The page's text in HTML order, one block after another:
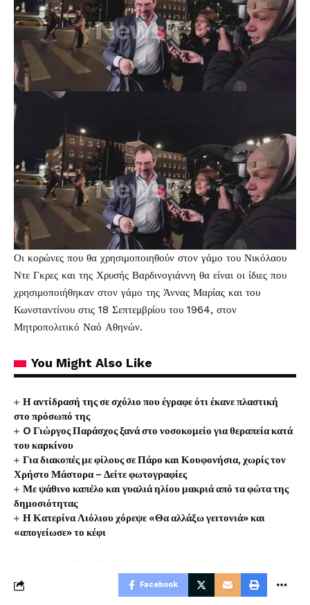
Οι κορώνες που θα χρησιμοποιηθούν στον γάμο του Νικόλαου
Ντε Γκρες και της Χρυσής Βαρδινογιάννη θα είναι οι ίδιες που
χρησιμοποιήθηκαν στον γάμο της Άννας Μαρίας και του
Κωνσταντίνου στις 18 Σεπτεμβρίου του 1964, στον
Μητροπολιτικό Ναό Αθηνών.
You Might Also Like
Η αντίδρασή της σε σχόλιο που έγραφε ότι έκανε πλαστική
στο πρόσωπό της
O Γιώργος Παράσχος ξανά στο νοσοκομείο για θεραπεία κατά
του καρκίνου
Για διακοπές με φίλους σε Πάρο και Κουφονήσια, χωρίς τον
Χρήστο Μάστορα – Δείτε φωτογραφίες
Με ψάθινο καπέλο και γυαλιά ηλίου μακριά από τα φώτα της
δημοσιότητας
Η Κατερίνα Λιόλιου χόρεψε «Θα αλλάξω γειτονιά» και
«απογείωσε» το κέφι
Facebook